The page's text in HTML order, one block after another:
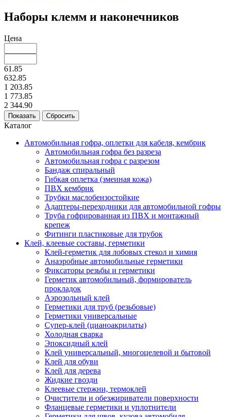
Наборы клемм и наконечников
Цена
61.85
632.85
1 203.85
1 773.85
2 344.90
Каталог
Автомобильная гофра, оплетки для кабеля, кембрик
Автомобильная гофра без разреза
Автомобильная гофра с разрезом
Бандаж спиральный
Гибкая оплетка (змеиная кожа)
ПВХ кембрик
Трубки маслобензостойкие
Адаптеры-переходники для автомобильной гофры
Труба гофрированная из ПВХ и монтажный
крепеж
Фитинги пластиковые для трубок
Клей, клеевые составы, герметики
Клей-герметик для лобовых стекол и химия
Анаэробные автомобильные герметики
Фиксаторы резьбы и герметики
Герметик автомобильный, формирователь
прокладок
Аэрозольный клей
Герметики для труб (резьбовые)
Герметики универсальные
Супер-клей (цианоакрилаты)
Холодная сварка
Эпоксидный клей
Клей универсальный, многоцелевой и бытовой
Клей для обуви
Клей для дерева
Жидкие гвозди
Клеевые стержни, термоклей
Очистители и обезжириватели поверхности
Фланцевые герметики и уплотнители